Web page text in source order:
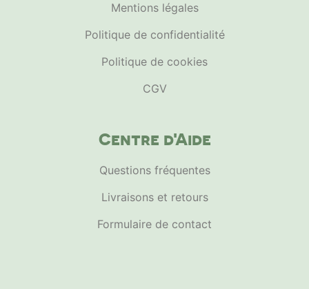
Mentions légales
Politique de confidentialité
Politique de cookies
CGV
Centre d'Aide
Questions fréquentes
Livraisons et retours
Formulaire de contact